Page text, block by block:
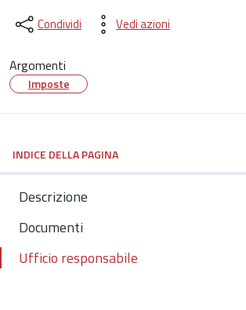
Condividi Vedi azioni
Argomenti
Imposte
INDICE DELLA PAGINA
Descrizione
Documenti
Ufficio responsabile